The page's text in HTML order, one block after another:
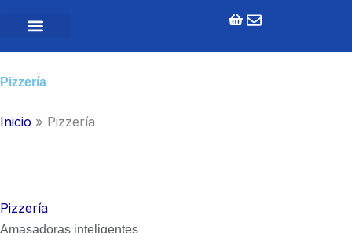
contenido
Pizzería
Inicio » Pizzería
Pizzería
Amasadoras inteligentes